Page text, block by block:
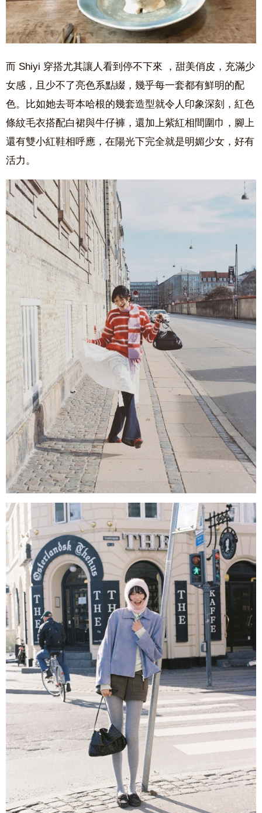
而 Shiyi 穿搭尤其讓人看到停不下來 ，甜美俏皮，充滿少
女感，且少不了亮色系點綴，幾乎每一套都有鮮明的配
色。比如她去哥本哈根的幾套造型就令人印象深刻，紅色
條紋毛衣搭配白裙與牛仔褲，還加上紫紅相間圍巾，腳上
還有雙小紅鞋相呼應，在陽光下完全就是明媚少女，好有
活力。